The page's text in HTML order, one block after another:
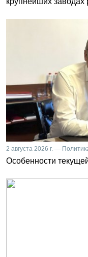
2 августа 2026 г. —
Особенности